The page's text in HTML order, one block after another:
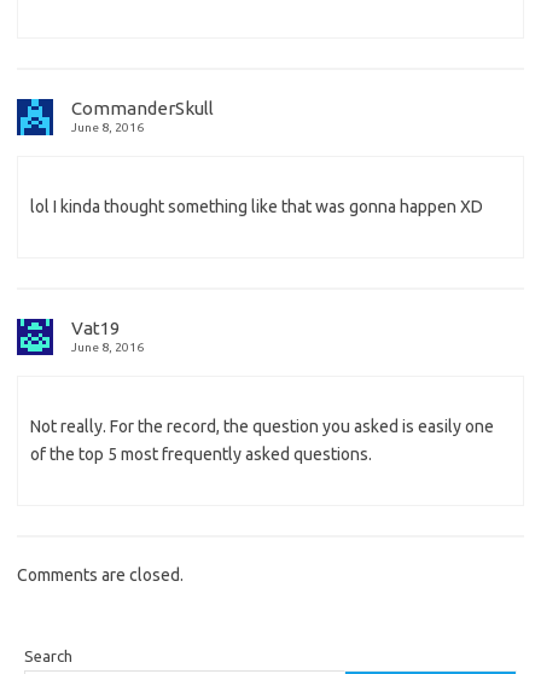
CommanderSkull
June 8, 2016
lol I kinda thought something like that was gonna happen XD
Vat19
June 8, 2016
Not really. For the record, the question you asked is easily one
of the top 5 most frequently asked questions.
Comments are closed.
Search